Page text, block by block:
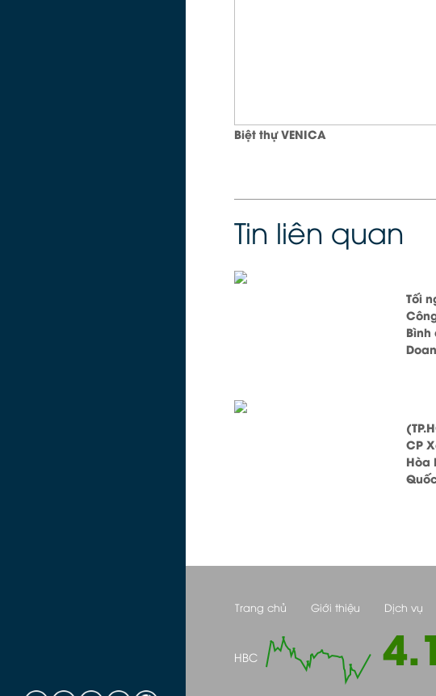
Biệt thự VENICA
Tin liên quan
Tối
CP
Hòa
Trang chủ Giới thiệu Dịch vụ
HBC